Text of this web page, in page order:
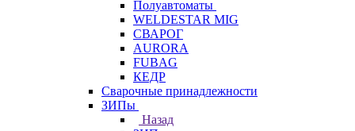
Полуавтоматы
WELDESTAR MIG
СВАРОГ
AURORA
FUBAG
КЕДР
Сварочные принадлежности
ЗИПы
Назад